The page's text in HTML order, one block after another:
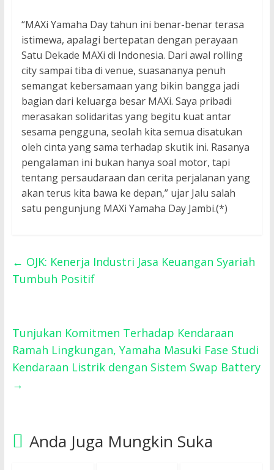
“MAXi Yamaha Day tahun ini benar-benar terasa
istimewa, apalagi bertepatan dengan perayaan
Satu Dekade MAXi di Indonesia. Dari awal rolling
city sampai tiba di venue, suasananya penuh
semangat kebersamaan yang bikin bangga jadi
bagian dari keluarga besar MAXi. Saya pribadi
merasakan solidaritas yang begitu kuat antar
sesama pengguna, seolah kita semua disatukan
oleh cinta yang sama terhadap skutik ini. Rasanya
pengalaman ini bukan hanya soal motor, tapi
tentang persaudaraan dan cerita perjalanan yang
akan terus kita bawa ke depan,” ujar Jalu salah
satu pengunjung MAXi Yamaha Day Jambi.(*)
← OJK: Kenerja Industri Jasa Keuangan Syariah
Tumbuh Positif
Tunjukan Komitmen Terhadap Kendaraan
Ramah Lingkungan, Yamaha Masuki Fase Studi
Kendaraan Listrik dengan Sistem Swap Battery
→
Anda Juga Mungkin Suka